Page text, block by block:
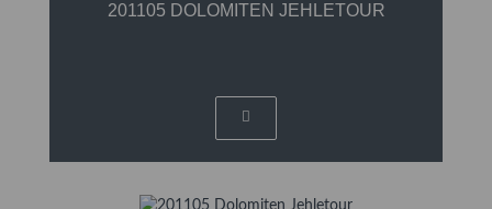
201105 DOLOMITEN JEHLETOUR